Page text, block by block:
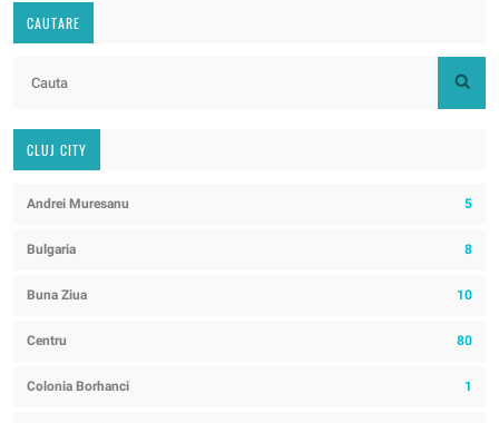
CAUTARE
CLUJ CITY
Andrei Muresanu 5
Bulgaria 8
Buna Ziua 10
Centru 80
Colonia Borhanci 1